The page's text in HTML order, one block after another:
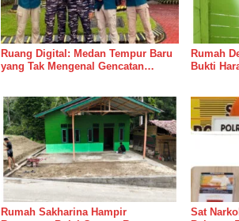
Ruang Digital: Medan Tempur Baru
yang Tak Mengenal Gencatan
Rumah
Bukti
Rumah Sakharina Hampir
Sat